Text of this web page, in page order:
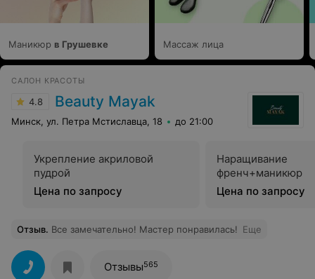
Вторая процедура - и вуаля! - можно совершенно
забыть про ранний подъем для приведения бровей в
порядок! Спасибо Катерине за отличное качество и
узкие или невыразительные брови)
Маникюр в Грушевке Массаж лица
САЛОН КРАСОТЫ
4.8 Beauty Mayak
Минск, ул. Петра Мстиславца, 18 до 21:00
Укрепление акриловой
пудрой
Цена по запросу
Наращивание
френч+маникюр
Цена по запросу
Отзыв. Все замечательно! Мастер понравилась! Еще
Отзывы565